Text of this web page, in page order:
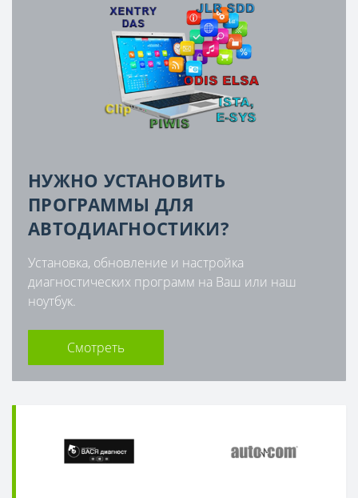
НУЖНО УСТАНОВИТЬ
ПРОГРАММЫ ДЛЯ
АВТОДИАГНОСТИКИ?
Установка, обновление и настройка
диагностических программ на Ваш или наш
ноутбук.
Смотреть